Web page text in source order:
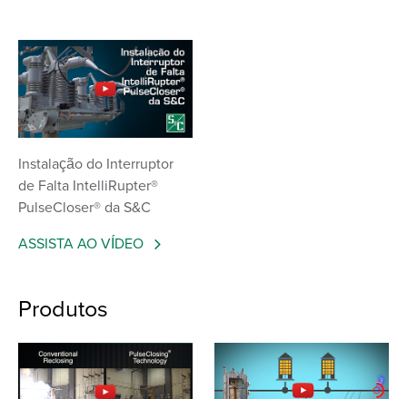
Instalação do Interruptor
de Falta IntelliRupter®
PulseCloser® da S&C
ASSISTA AO VÍDEO
Produtos